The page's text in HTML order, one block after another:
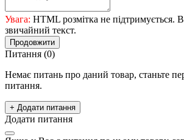
Увага: HTML розмітка не підтримується.
звичайний текст.
Продовжити
Питання (0)
Немає питань про даний товар, станьте
питання.
+ Додати питання
Додати питання